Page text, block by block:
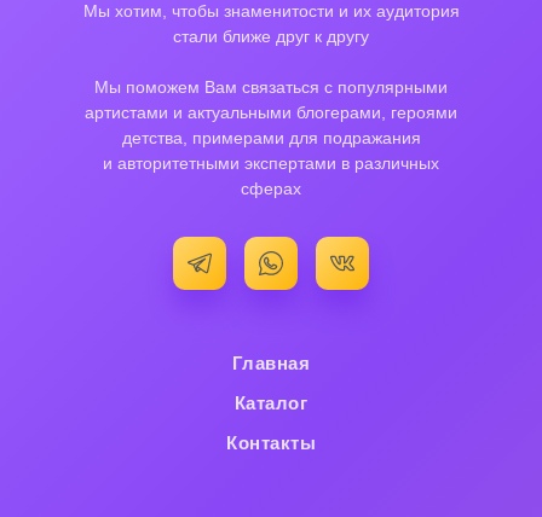
Мы хотим, чтобы знаменитости и их аудитория
стали ближе друг к другу
Мы поможем Вам связаться с популярными
артистами и актуальными блогерами, героями
детства, примерами для подражания
и авторитетными экспертами в различных
сферах
Контакты
Главная
Каталог